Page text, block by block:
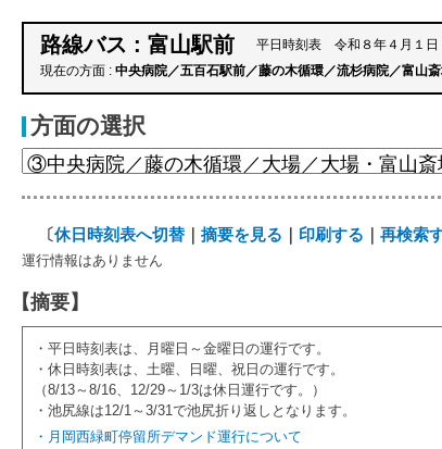
路線バス : 富山駅前
平日時刻表 令和８年４月１日
現在の方面 : 中央病院／五百石駅前／藤の木循環／流杉病院／富山
方面の選択
〔休日時刻表へ切替 ｜ 摘要を見る ｜ 印刷する ｜ 再検索
運行情報はありません
【摘要】
・平日時刻表は、月曜日～金曜日の運行です。
・休日時刻表は、土曜、日曜、祝日の運行です。
（8/13～8/16、12/29～1/3は休日運行です。）
・池尻線は12/1～3/31で池尻折り返しとなります。
・月岡西緑町停留所デマンド運行について